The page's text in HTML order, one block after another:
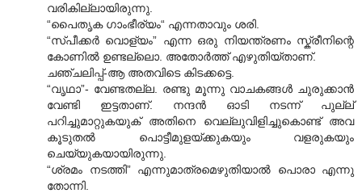
വരികില്ലായിരുന്നു.
“പൈതൃക ഗാംഭീര്യം“ എന്നതാവും ശരി.
“സ്പീക്കര്‍ വൊള്യം” എന്ന ഒരു നിയന്ത്രണം സ്ക്രീനിന്റെ
കോണില്‍ ഉണ്ടല്ലൊ. അതോര്‍ത്ത് എഴുതിയ്താണ്.
ചഞ്ചലിപ്പ്-ആ അതവിടെ കിടക്കട്ടെ.
“വൃഥാ”- വേണ്ടതല്ല. രണ്ടു മൂന്നു വാചകങ്ങള്‍ ചുരുക്കാന്‍
വേണ്ടി ഇട്ടതാണ്. നന്ദന്‍ ഓടി നടന്ന് പുല്ല്
പറിച്ചുമാറ്റുകയുക് അതിനെ വെല്ലുവിളിച്ചുകൊണ്ട് അവ
കൂടുതല്‍ പൊട്ടീമുളയ്ക്കുകയും വളരുകയും
ചെയ്യുകയായിരുന്നു.
“ശ്രമം നടത്തി” എന്നുമാത്രമെഴുതിയാല്‍ പൊരാ എന്നു
തോന്നി.